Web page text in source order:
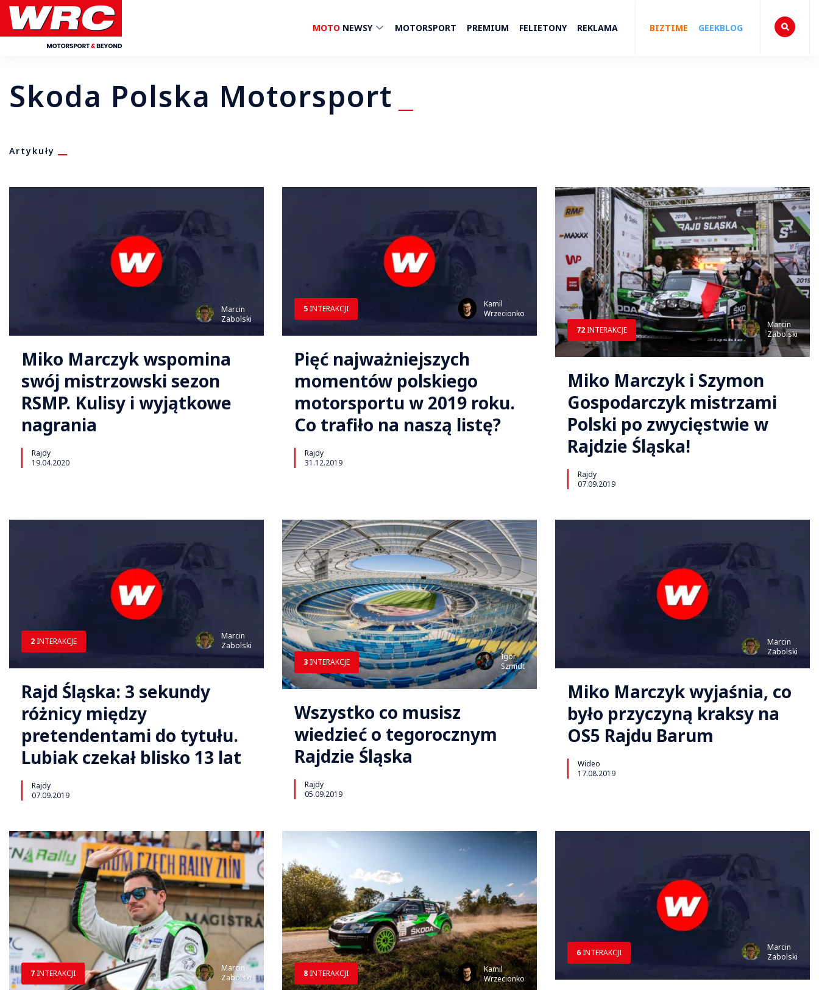
MOTO NEWSY MOTORSPORT PREMIUM FELIETONY REKLAMA BIZTIME GEEKBLOG
Skoda Polska Motorsport
Artykuły
Marcin
Zabolski
Miko Marczyk wspomina
swój mistrzowski sezon
RSMP. Kulisy i wyjątkowe
nagrania
Rajdy
19.04.2020
5 INTERAKCJI
Kamil
Wrzecionko
Pięć najważniejszych
momentów polskiego
motorsportu w 2019 roku.
Co trafiło na naszą listę?
Rajdy
31.12.2019
72 INTERAKCJE
Marcin
Zabolski
Miko Marczyk i Szymon
Gospodarczyk mistrzami
Polski po zwycięstwie w
Rajdzie Śląska!
Rajdy
07.09.2019
2 INTERAKCJE
Marcin
Zabolski
Rajd Śląska: 3 sekundy
różnicy między
pretendentami do tytułu.
Lubiak czekał blisko 13 lat
Rajdy
07.09.2019
3 INTERAKCJE
Igor
Szmidt
Wszystko co musisz
wiedzieć o tegorocznym
Rajdzie Śląska
Rajdy
05.09.2019
Marcin
Zabolski
Miko Marczyk wyjaśnia, co
było przyczyną kraksy na
OS5 Rajdu Barum
Wideo
17.08.2019
7 INTERAKCJI
Marcin
Zabolski
8 INTERAKCJI
Kamil
Wrzecionko
6 INTERAKCJI
Marcin
Zabolski